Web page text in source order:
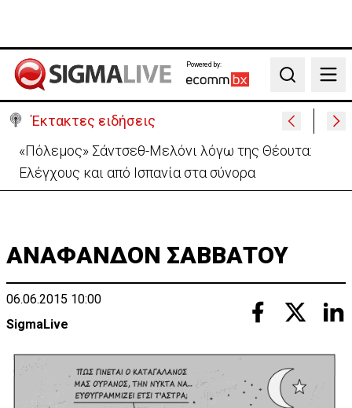
Powered by:
Search
Έκτακτες ειδήσεις
30 χρόνια από τις δολοφονίες Ισαάκ-Σολωμού-
Εκδήλωση μνήμης απόψε στο Παραλίμνι
ΑΝΑΦΑΝΔΟΝ ΣΑΒΒΑΤΟΥ
06.06.2015 10:00
SigmaLive